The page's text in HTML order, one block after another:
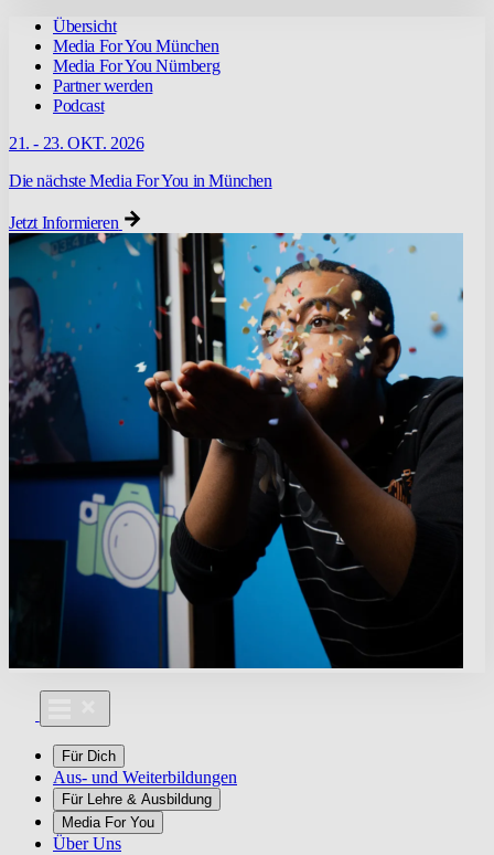
Übersicht
Media For You München
Media For You Nürnberg
Partner werden
Podcast
21. - 23. OKT. 2026
Die nächste Media For You in München
Jetzt Informieren
Für Dich
Aus- und Weiterbildungen
Für Lehre & Ausbildung
Media For You
Über Uns